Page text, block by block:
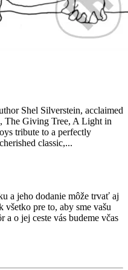
Shel Silverstein, acclaimed
The Giving Tree, A Light in
tribute to a perfectly
classic,...
a jeho dodanie môže trvať aj
pre to, aby sme vašu
a o jej ceste vás budeme včas